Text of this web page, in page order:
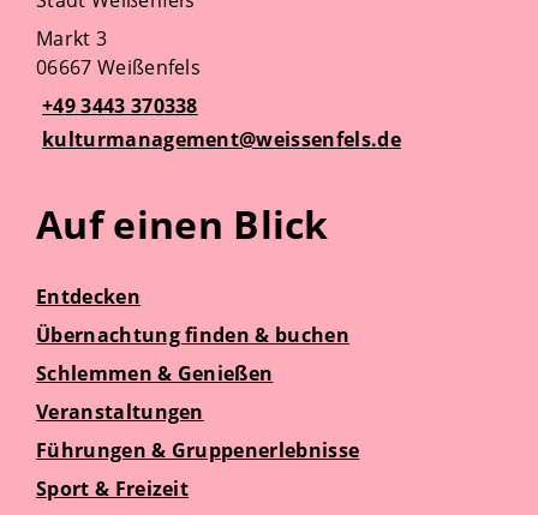
Markt 3
06667 Weißenfels
+49 3443 370338
kulturmanagement@weissenfels.de
Auf einen Blick
Entdecken
Übernachtung finden & buchen
Schlemmen & Genießen
Veranstaltungen
Führungen & Gruppenerlebnisse
Sport & Freizeit